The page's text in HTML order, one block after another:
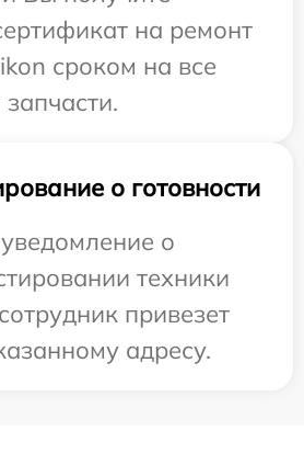
на ремонт
сроком на все
о готовности
о
техники
привезет
адресу.